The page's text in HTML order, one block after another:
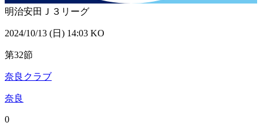
明治安田Ｊ３リーグ
2024/10/13 (日) 14:03 KO
第32節
奈良クラブ
奈良
0